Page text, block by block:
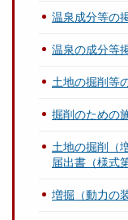
温泉成分等の
温泉の成分等
土地の掘削等
掘削のための
土地の掘削（
届出書（様式
増掘（動力の